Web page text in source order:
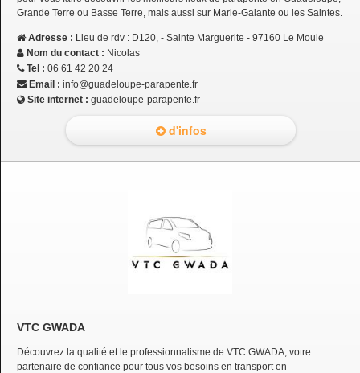
Grande Terre ou Basse Terre, mais aussi sur Marie-Galante ou les Saintes.
Adresse : Lieu de rdv : D120, - Sainte Marguerite - 97160 Le Moule
Nom du contact : Nicolas
Tel : 06 61 42 20 24
Email : info@guadeloupe-parapente.fr
Site internet : guadeloupe-parapente.fr
d'infos
VTC GWADA
Découvrez la qualité et le professionnalisme de VTC GWADA, votre
partenaire de confiance pour tous vos besoins en transport en